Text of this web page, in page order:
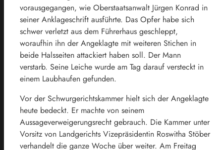
vorausgegangen, wie Oberstaatsanwalt Jürgen Konrad in
seiner Anklageschrift ausführte. Das Opfer habe sich
schwer verletzt aus dem Führerhaus geschleppt,
woraufhin ihn der Angeklagte mit weiteren Stichen in
beide Halsseiten attackiert haben soll. Der Mann
verstarb. Seine Leiche wurde am Tag darauf versteckt in
einem Laubhaufen gefunden.
Vor der Schwurgerichtskammer hielt sich der Angeklagte
heute bedeckt. Er machte von seinem
Aussageverweigerungsrecht gebrauch. Die Kammer unter
Vorsitz von Landgerichts Vizepräsidentin Roswitha Stöber
verhandelt die ganze Woche über weiter. Am Freitag